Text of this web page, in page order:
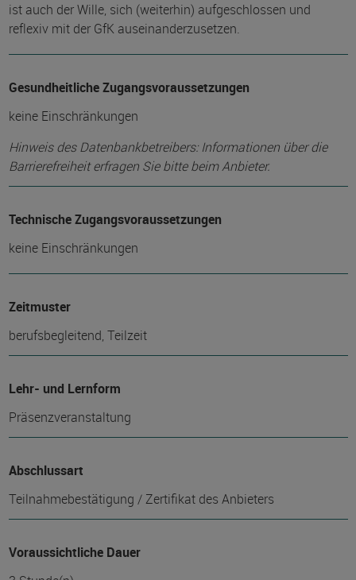
ist auch der Wille, sich (weiterhin) aufgeschlossen und
reflexiv mit der GfK auseinanderzusetzen.
Gesundheitliche Zugangsvoraussetzungen
keine Einschränkungen
Hinweis des Datenbankbetreibers: Informationen über die
Barrierefreiheit erfragen Sie bitte beim Anbieter.
Technische Zugangsvoraussetzungen
keine Einschränkungen
Zeitmuster
berufsbegleitend, Teilzeit
Lehr- und Lernform
Präsenzveranstaltung
Abschlussart
Teilnahmebestätigung / Zertifikat des Anbieters
Voraussichtliche Dauer